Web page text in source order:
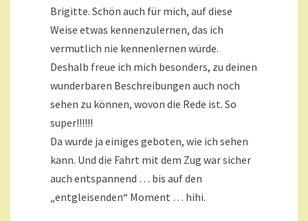
Brigitte. Schön auch für mich, auf diese
Weise etwas kennenzulernen, das ich
vermutlich nie kennenlernen würde.
Deshalb freue ich mich besonders, zu deinen
wunderbaren Beschreibungen auch noch
sehen zu können, wovon die Rede ist. So
super!!!!!!
Da wurde ja einiges geboten, wie ich sehen
kann. Und die Fahrt mit dem Zug war sicher
auch entspannend … bis auf den
„entgleisenden“ Moment … hihi.